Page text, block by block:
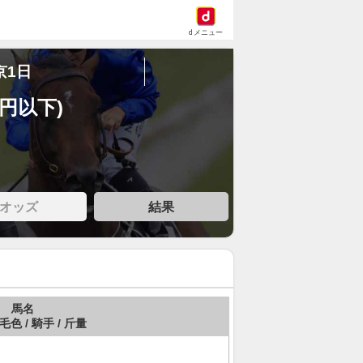
dメニュー
1日
以下)
オッズ 結果
馬名
色 / 騎手 / 斤量